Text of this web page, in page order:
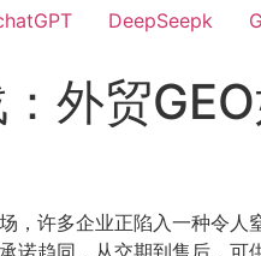
DeepSeepk
外贸
，许多企业正陷入一种令
诺趋同，从交期到售后，